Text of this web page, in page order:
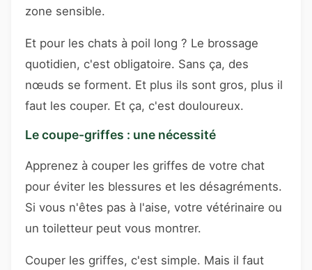
zone sensible.
Et pour les chats à poil long ? Le brossage
quotidien, c'est obligatoire. Sans ça, des
nœuds se forment. Et plus ils sont gros, plus il
faut les couper. Et ça, c'est douloureux.
Le coupe-griffes : une nécessité
Apprenez à couper les griffes de votre chat
pour éviter les blessures et les désagréments.
Si vous n'êtes pas à l'aise, votre vétérinaire ou
un toiletteur peut vous montrer.
Couper les griffes, c'est simple. Mais il faut